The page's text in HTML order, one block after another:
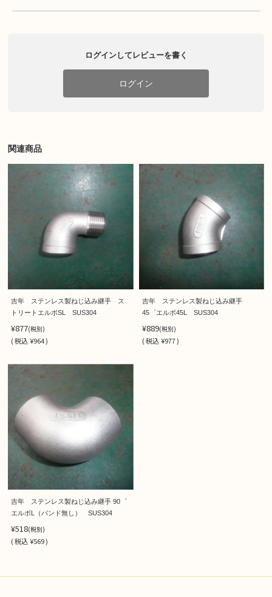
ログインしてレビューを書く
ログイン
関連商品
吉年 ステンレス製ねじ込み継手 ス
トリートエルボSL SUS304
¥877(税別)
(税込¥964 )
吉年 ステンレス製ねじ込み継手
45゜エルボ45L SUS304
¥889(税別)
(税込 ¥977 )
吉年 ステンレス製ねじ込み継手 90゜
エルボL（バンド無し） SUS304
¥518(税別)
(税込¥569 )